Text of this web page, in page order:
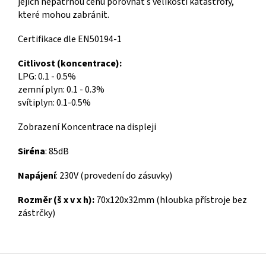
které mohou zabránit.
Certifikace dle EN50194-1
Citlivost (koncentrace):
LPG: 0.1 - 0.5%
zemní plyn: 0.1 - 0.3%
svítiplyn: 0.1-0.5%
Zobrazení Koncentrace na displeji
Siréna: 85dB
Napájení: 230V (provedení do zásuvky)
Rozměr (š x v x h):70x120x32mm (hloubka přístroje bez
zástrčky)